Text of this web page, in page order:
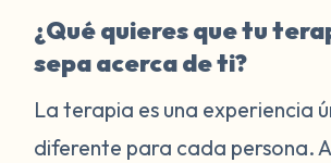
¿Qué quieres que tu
sepa acerca de ti?
La terapia es una experiencia
diferente para cada persona.